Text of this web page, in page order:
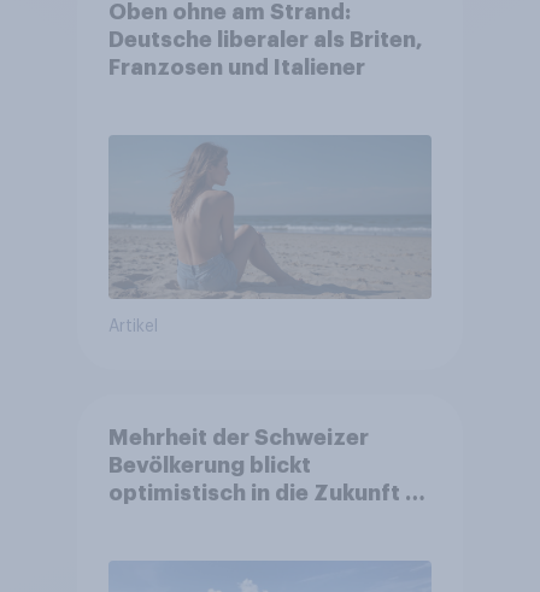
Oben ohne am Strand:
Deutsche liberaler als Briten,
Franzosen und Italiener
Artikel
Mehrheit der Schweizer
Bevölkerung blickt
optimistisch in die Zukunft –
Altersvorsorge